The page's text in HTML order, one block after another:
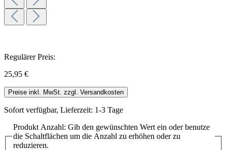
Regulärer Preis:
25,95 €
Preise inkl. MwSt. zzgl. Versandkosten
Sofort verfügbar, Lieferzeit: 1-3 Tage
Produkt Anzahl: Gib den gewünschten Wert ein oder benutze
die Schaltflächen um die Anzahl zu erhöhen oder zu
reduzieren.